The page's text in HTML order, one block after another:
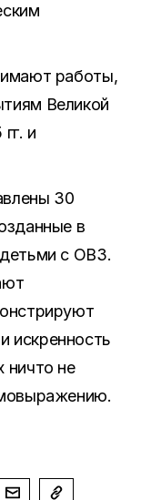
работы,
Великой
и
30
в
с ОВЗ.
искренность
ничто не